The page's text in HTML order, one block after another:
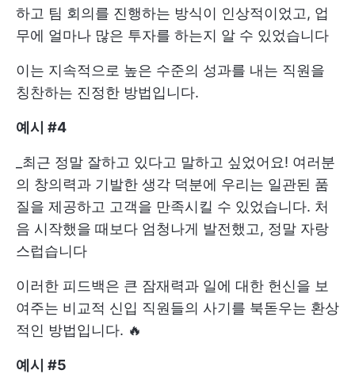
하고 팀 회의를 진행하는 방식이 인상적이었고, 업
무에 얼마나 많은 투자를 하는지 알 수 있었습니다
이는 지속적으로 높은 수준의 성과를 내는 직원을
칭찬하는 진정한 방법입니다.
예시 #4
_최근 정말 잘하고 있다고 말하고 싶었어요! 여러분
의 창의력과 기발한 생각 덕분에 우리는 일관된 품
질을 제공하고 고객을 만족시킬 수 있었습니다. 처
음 시작했을 때보다 엄청나게 발전했고, 정말 자랑
스럽습니다
이러한 피드백은 큰 잠재력과 일에 대한 헌신을 보
여주는 비교적 신입 직원들의 사기를 북돋우는 환상
적인 방법입니다. 🔥
예시 #5